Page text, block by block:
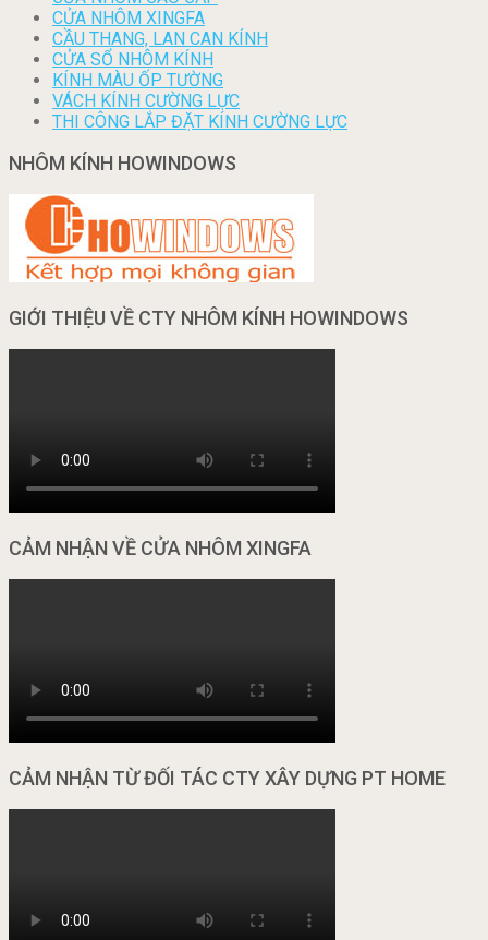
CỬA NHÔM XINGFA
CẦU THANG, LAN CAN KÍNH
CỬA SỔ NHÔM KÍNH
KÍNH MÀU ỐP TƯỜNG
VÁCH KÍNH CƯỜNG LỰC
THI CÔNG LẮP ĐẶT KÍNH CƯỜNG LỰC
NHÔM KÍNH HOWINDOWS
GIỚI THIỆU VỀ CTY NHÔM KÍNH HOWINDOWS
CẢM NHẬN VỀ CỬA NHÔM XINGFA
CẢM NHẬN TỪ ĐỐI TÁC CTY XÂY DỰNG PT HOME